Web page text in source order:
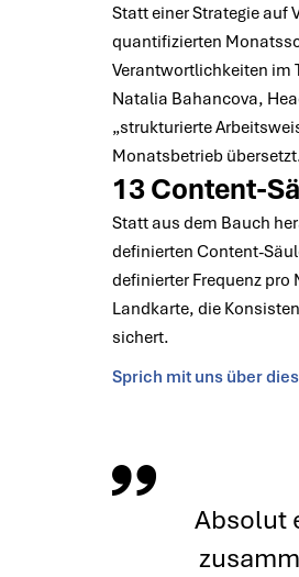
Statt einer Strategie auf
quantifizierten
Verantwortlichkeiten im
Natalia Bahancova,
„strukturierte
Monatsbetrieb
13 Content-
Statt aus dem Bauch
definierten Content-
definierter Frequenz
Landkarte, die
sichert.
Sprich mit uns über
Absolut